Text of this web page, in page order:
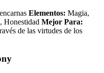
Elementos: Magia,
Honestidad Mejor Para:
de las virtudes de los